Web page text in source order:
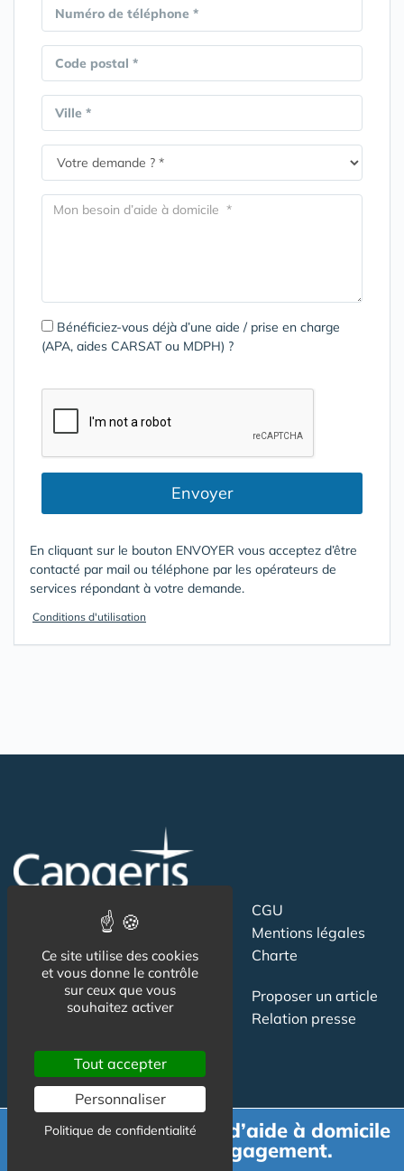
Numéro de téléphone *
Code postal *
Ville *
Bénéficiez-vous déjà d’une aide / prise en charge
(APA, aides CARSAT ou MDPH) ?
Envoyer
En cliquant sur le bouton ENVOYER vous acceptez d’être
contacté par mail ou téléphone par les opérateurs de
services répondant à votre demande.
Conditions d'utilisation
CGU
Mentions légales
Charte
Contact
Newsletter
Proposer un article
Relation presse
Demande de devis d’aide à domicile
gratuit et sans engagement.
Ce site utilise des cookies
et vous donne le contrôle
sur ceux que vous
souhaitez activer
Tout accepter
Personnaliser
Politique de confidentialité